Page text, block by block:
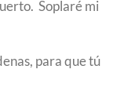
Soplaré mi
para que tú